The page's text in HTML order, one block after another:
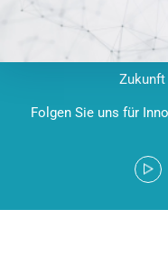
Zukunft
Folgen Sie uns für